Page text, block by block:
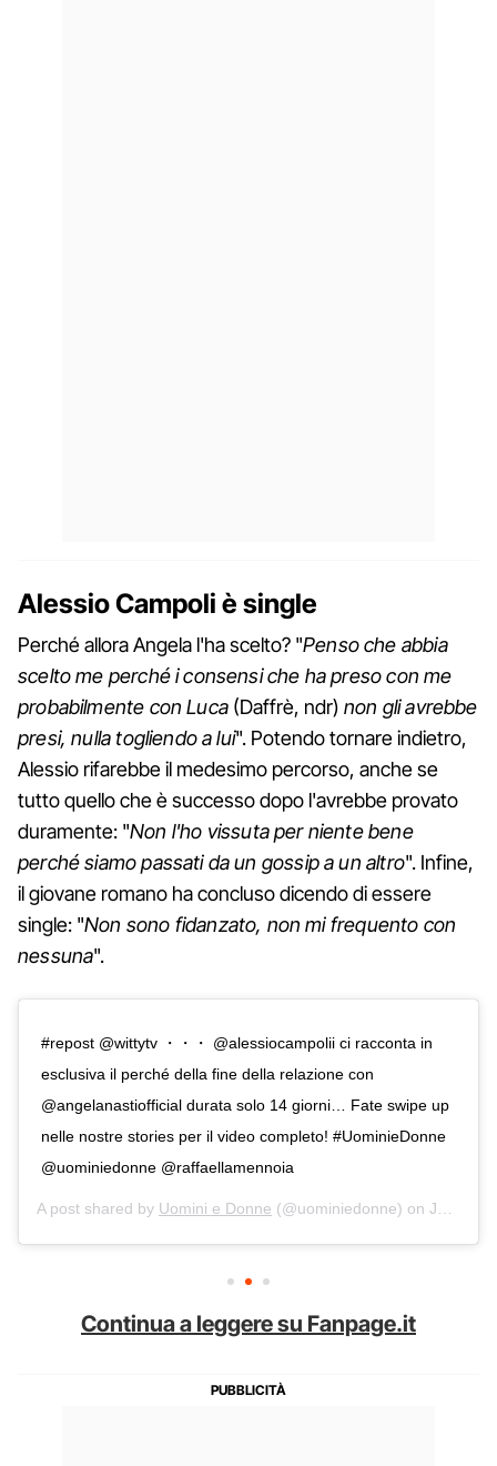
Alessio Campoli è single
Perché allora Angela l'ha scelto? "Penso che abbia
scelto me perché i consensi che ha preso con me
probabilmente con Luca(Daffrè, ndr) non gli avrebbe
presi, nulla togliendo a lui". Potendo tornare indietro,
Alessio rifarebbe il medesimo percorso, anche se
tutto quello che è successo dopo l'avrebbe provato
duramente: "Non l'ho vissuta per niente bene
perché siamo passati da un gossip a un altro". Infine,
il giovane romano ha concluso dicendo di essere
single: "Non sono fidanzato, non mi frequento con
nessuna".
#repost @wittytv ・・・ @alessiocampolii ci racconta in
esclusiva il perché della fine della relazione con
@angelanastiofficial durata solo 14 giorni… Fate swipe up
nelle nostre stories per il video completo! #UominieDonne
@uominiedonne @raffaellamennoia
A post shared by Uomini e Donne (@uominiedonne) on Jul 26, 2019 at 5:45am PDT
Continua a leggere su Fanpage.it